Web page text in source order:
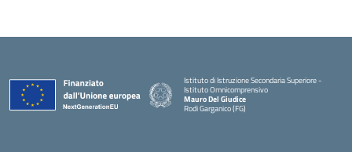
Istituto di Istruzione Secondaria Superiore -
Istituto Omnicomprensivo
Mauro Del Giudice
Rodi Garganico (FG)
— Visita la pagina iniziale della scuola